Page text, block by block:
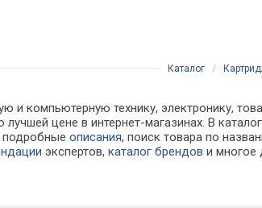
Каталог /
и компьютерную технику, электронику,
лучшей цене в интернет-магазинах. В
подробныеописания, поиск товара по
экспертов,каталог брендов и многое